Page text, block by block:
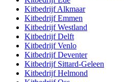
KitbedrijfAlkmaar
KitbedrijfEmmen
KitbedrijfWestland
KitbedrijfDelft
KitbedrijfVenlo
KitbedrijfDeventer
Kitbedrijf Sittard-Geleen
KitbedrijfHelmond